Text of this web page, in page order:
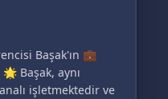
Başak'ın 💼
Başak, aynı
işletmektedir ve